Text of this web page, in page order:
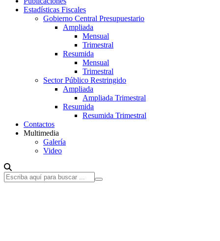
Estadísticas Fiscales
Gobierno Central Presupuestario
Ampliada
Mensual
Trimestral
Resumida
Mensual
Trimestral
Sector Público Restringido
Ampliada
Ampliada Trimestral
Resumida
Resumida Trimestral
Contactos
Multimedia
Galería
Video